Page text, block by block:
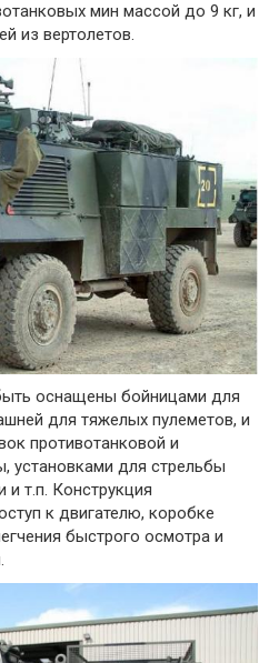
мин массой до 9 кг, и
из вертолетов.
оснащены бойницами для
для тяжелых пулеметов, и
противотанковой и
установками для стрельбы
и т.п. Конструкция
к двигателю, коробке
быстрого осмотра и